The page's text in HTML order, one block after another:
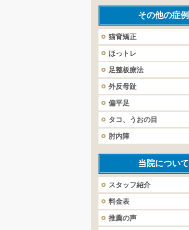
その他の症例
猫背矯正
ほっトレ
足整板療法
外反母趾
偏平足
タコ、うおの目
肘内障
当院について
スタッフ紹介
料金表
推薦の声